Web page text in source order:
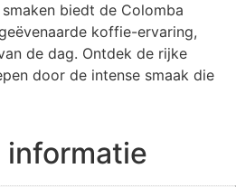
biedt de Colomba
koffie-ervaring,
de dag. Ontdek de rijke
door de intense smaak die
informatie